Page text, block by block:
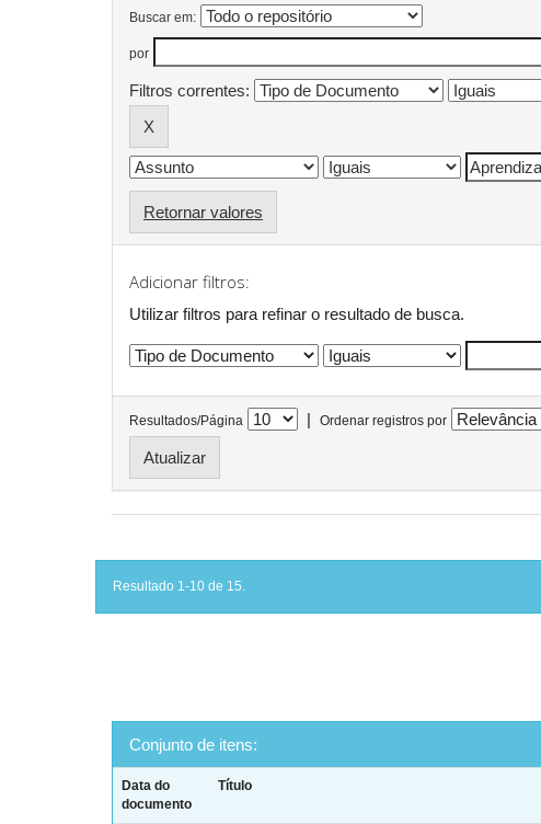
Buscar em:
por
Filtros correntes:
Retornar valores
Adicionar filtros:
Utilizar filtros para refinar o resultado de busca.
Resultados/Página | Ordenar registros por
Resultado 1-10 de 15.
Conjunto de itens:
Data do
documento
Título